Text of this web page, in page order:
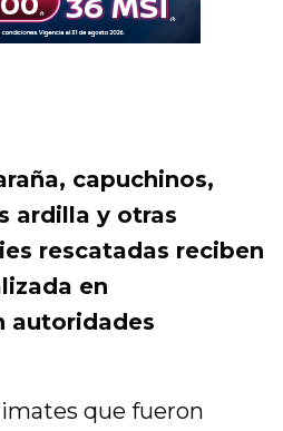
capuchinos,
ardilla y otras
rescatadas reciben
en
autoridades
que fueron